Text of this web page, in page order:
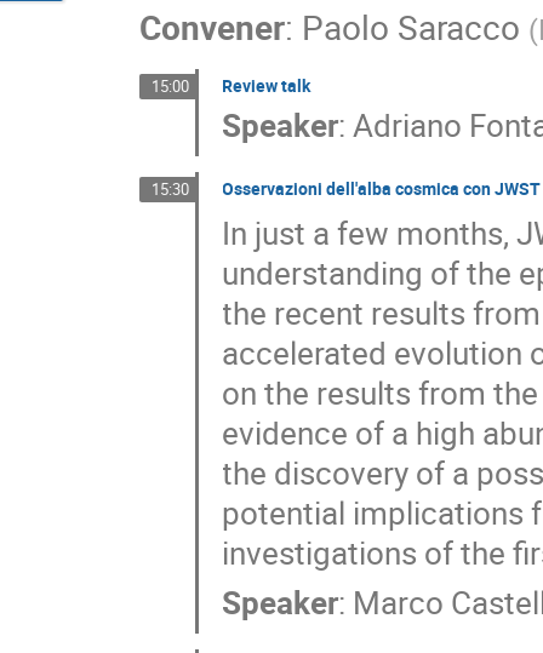
Convener: Paolo Saracco (
15:00 Review talk
Speaker:Adriano
15:30 Osservazioni dell'alba cosmica con JWST
In just a few months,
understanding of the
the recent results
accelerated evolution
on the results from
evidence of a high
the discovery of a
potential implications
investigations of the
Speaker: Marco